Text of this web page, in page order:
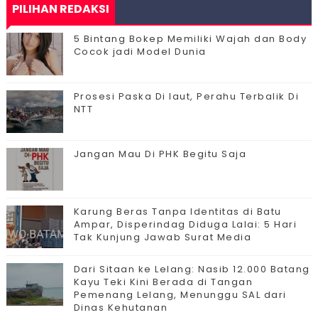
PILIHAN REDAKSI
5 Bintang Bokep Memiliki Wajah dan Body
Cocok jadi Model Dunia
Prosesi Paska Di laut, Perahu Terbalik Di
NTT
Jangan Mau Di PHK Begitu Saja
Karung Beras Tanpa Identitas di Batu
Ampar, Disperindag Diduga Lalai: 5 Hari
Tak Kunjung Jawab Surat Media
Dari Sitaan ke Lelang: Nasib 12.000 Batang
Kayu Teki Kini Berada di Tangan
Pemenang Lelang, Menunggu SAL dari
Dinas Kehutanan